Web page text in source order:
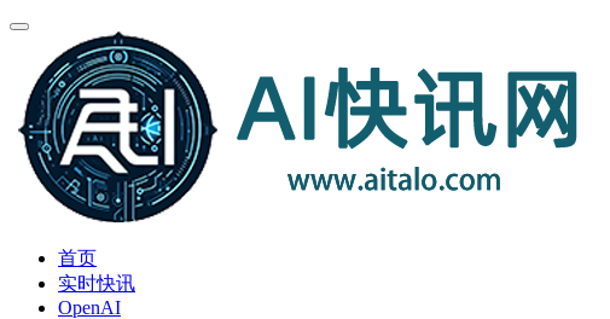
首页
实时快讯
OpenAI